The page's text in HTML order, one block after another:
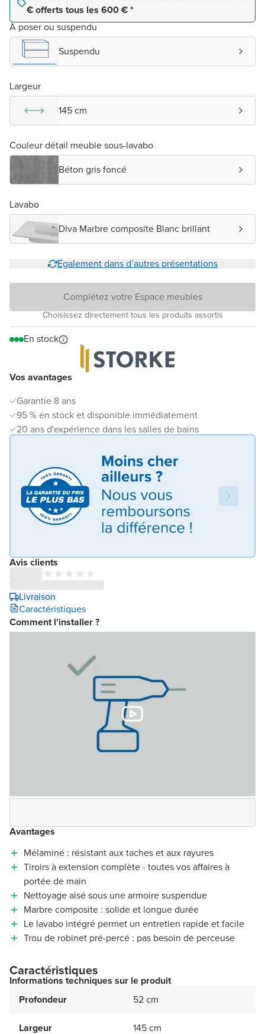
Vos avantages
Garantie 8 ans
95 % en stock et disponible immédiatement
20 ans d'expérience dans les salles de bains
Avis clients
Livraison
Caractéristiques
Comment l'installer ?
€ offerts tous les 600 € *
À poser ou suspendu
Suspendu
Largeur
145 cm
Couleur détail meuble sous-lavabo
Béton gris foncé
Lavabo
Diva Marbre composite Blanc brillant
Également dans d’autres présentations
Complétez votre Espace meubles
Choisissez directement tous les produits assortis
En stock
Avantages
Mélaminé : résistant aux taches et aux rayures
Tiroirs à extension complète - toutes vos affaires à
portée de main
Nettoyage aisé sous une armoire suspendue
Marbre composite : solide et longue durée
Le lavabo intégré permet un entretien rapide et facile
Trou de robinet pré-percé : pas besoin de perceuse
Caractéristiques
Informations techniques sur le produit
Profondeur
52 cm
Largeur 145 cm